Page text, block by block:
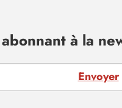
à la
Envoyer